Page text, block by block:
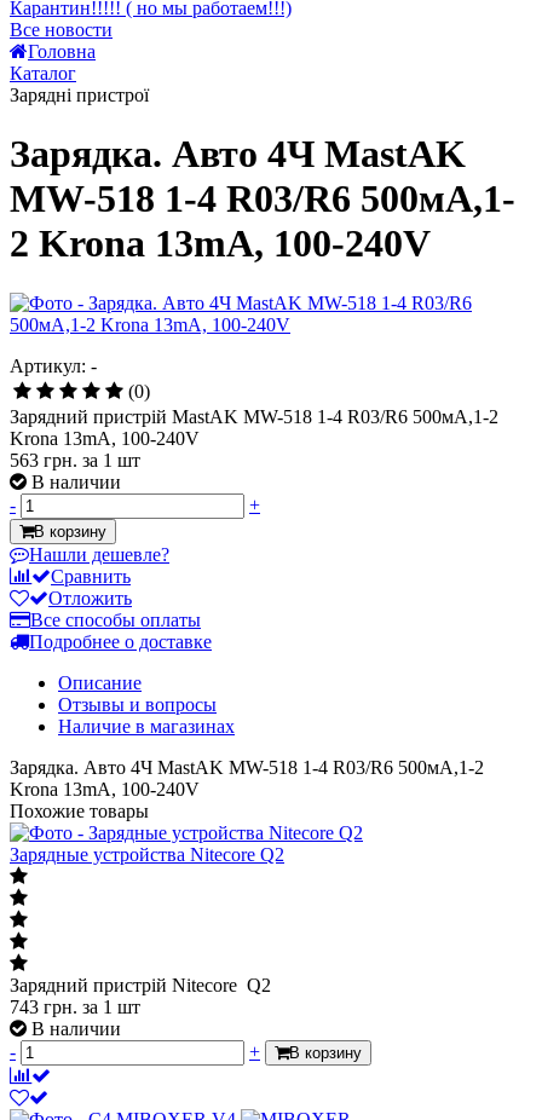
Карантин!!!!! ( но мы работаем!!!)
Все новости
Головна
Каталог
Зарядні пристрої
Зарядка. Авто 4Ч MastAK
MW-518 1-4 R03/R6 500мA,1-
2 Krona 13mA, 100-240V
Артикул: -
(0)
Зарядний пристрій MastAK MW-518 1-4 R03/R6 500мA,1-2
Krona 13mA, 100-240V
563 грн. за 1 шт
В наличии
-
+
В корзину
Нашли дешевле?
Сравнить
Отложить
Все способы оплаты
Подробнее о доставке
Описание
Отзывы и вопросы
Наличие в магазинах
Зарядка. Авто 4Ч MastAK MW-518 1-4 R03/R6 500мA,1-2
Krona 13mA, 100-240V
Похожие товары
Зарядные устройства Nitecore Q2
Зарядний пристрій Nitecore Q2
743 грн. за 1 шт
В наличии
-
+ В корзину